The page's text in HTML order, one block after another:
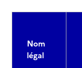
Nom
légal